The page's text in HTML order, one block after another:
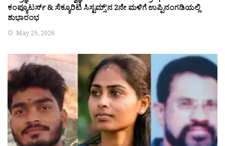
ಕಂಪ್ಯೂಟರ್ಸ್ & ಸೆಕ್ಯೂರಿಟಿ ಸಿಸ್ಟಮ್ಸ್’ನ 2ನೇ ಮಳಿಗೆ ಉಪ್ಪಿನಂಗಡಿಯಲ್ಲಿ
ಶುಭಾರಂಭ
May 29, 2026